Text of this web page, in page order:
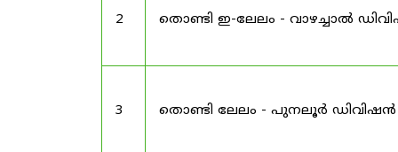
2 തൊണ്ടി ഇ-ലേലം - വാഴച്ചാൽ
3 തൊണ്ടി ലേലം - പുനലൂർ ഡിവിഷൻ